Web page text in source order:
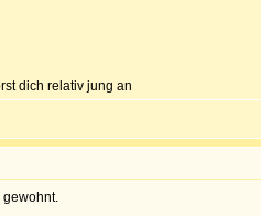
dich relativ jung an
gewohnt.